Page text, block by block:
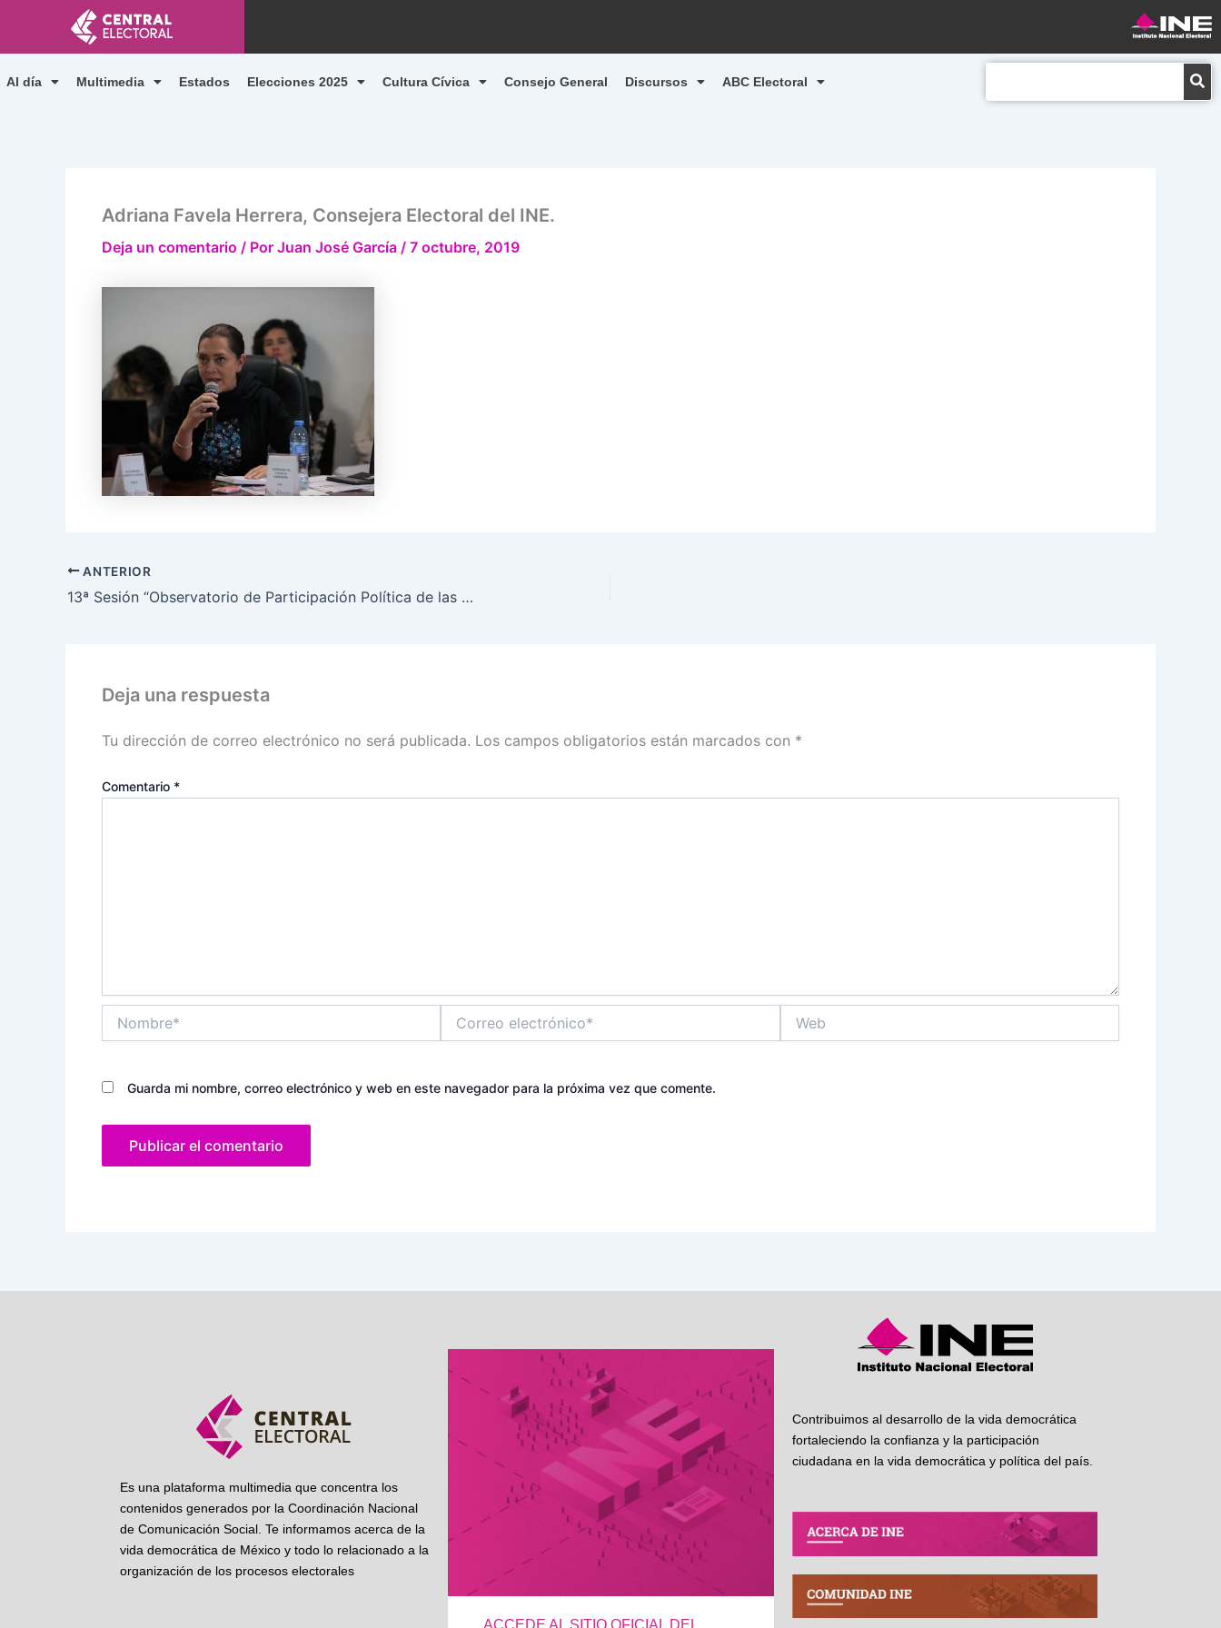
contenido
Al día Multimedia Estados Elecciones 2025 Cultura Cívica Consejo General Discursos ABC Electoral
Adriana Favela Herrera, Consejera Electoral del INE.
Deja un comentario / Por Juan José García / 7 octubre, 2019
ANTERIOR
13ª Sesión “Observatorio de Participación Política de las Mujeres en México”
Deja una respuesta
Tu dirección de correo electrónico no será publicada. Los campos obligatorios están marcados con *
Comentario *
electrónico*
Guarda mi nombre, correo electrónico y web en este navegador para la próxima vez que comente.
Es una plataforma multimedia que concentra los
contenidos generados por la Coordinación Nacional
de Comunicación Social. Te informamos acerca de la
vida democrática de México y todo lo relacionado a la
organización de los procesos electorales
ACCEDE AL SITIO OFICIAL DEL
Contribuimos al desarrollo de la vida democrática
fortaleciendo la confianza y la participación
ciudadana en la vida democrática y política del país.